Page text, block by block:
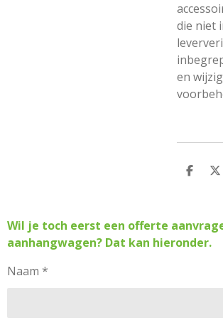
die niet
en
D
D
Wil je toch eerst een offerte
aanhangwagen? Dat kan hieronder.
Naam *